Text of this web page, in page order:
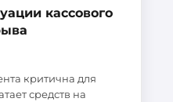
кассового
критична для
средств на